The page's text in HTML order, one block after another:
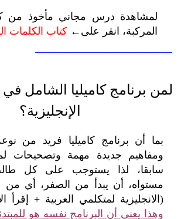
لمشاهدة درس مجاني مأخوذ من
المركبة، انقر على← كتاب الكلمات
—————————————
لمن برنامج كاميليا الشامل
الإنجليزية؟
بما أن برنامج كاميليا فريد من
ومفاهيم جديدة مهمة وتصحيحات
سابقا، لذا يستوجب على كل
مستواه، أن يبدأ من الصفر، أي من
(الانجليزية لمتكلمي العربية + إقرأ
وهذا يعني أن البرنامج نفسه هو